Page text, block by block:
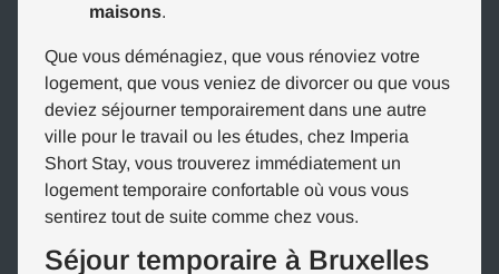
maisons.
Que vous déménagiez, que vous rénoviez votre
logement, que vous veniez de divorcer ou que vous
deviez séjourner temporairement dans une autre
ville pour le travail ou les études, chez Imperia
Short Stay, vous trouverez immédiatement un
logement temporaire confortable où vous vous
sentirez tout de suite comme chez vous.
Séjour temporaire à Bruxelles